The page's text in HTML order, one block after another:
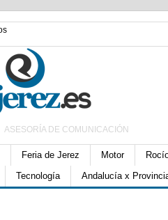
ASESORÍA DE COMUNICACIÓN
Feria de Jerez Motor
Tecnología Andalucía x